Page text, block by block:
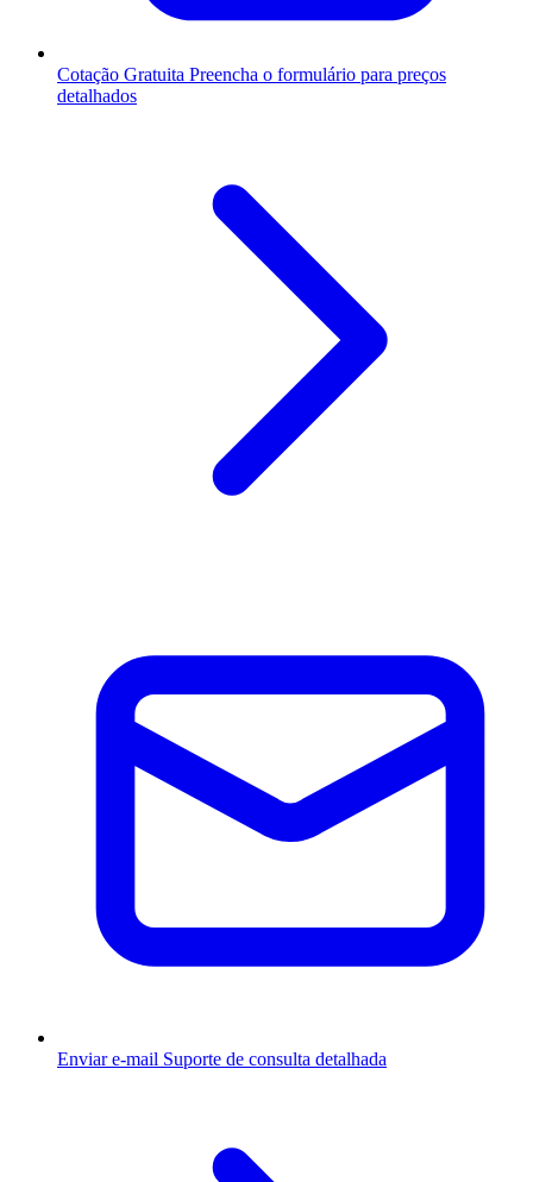
Cotação Gratuita Preencha o formulário para preços
detalhados
Enviar e-mail Suporte de consulta detalhada